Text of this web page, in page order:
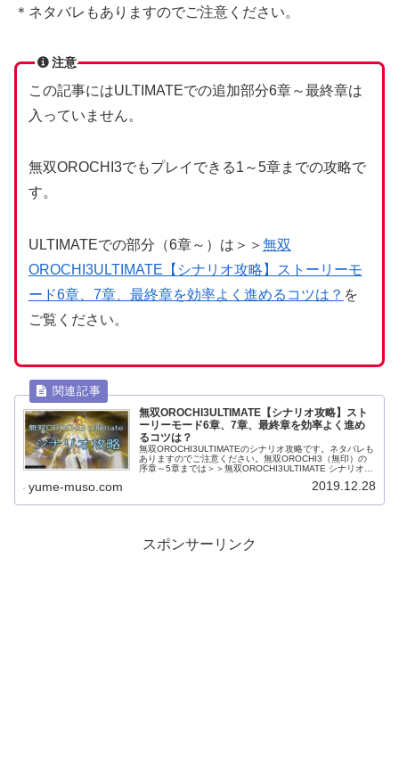
＊ネタバレもありますのでご注意ください。
注意
この記事にはULTIMATEでの追加部分6章～最終章は
入っていません。
無双OROCHI3でもプレイできる1～5章までの攻略で
す。
ULTIMATEでの部分（6章～）は＞＞ 無双
OROCHI3ULTIMATE【シナリオ攻略】ストーリーモ
ード6章、7章、最終章を効率よく進めるコツは？ を
ご覧ください。
無双OROCHI3ULTIMATE【シナリオ攻略】スト
ーリーモード6章、7章、最終章を効率よく進め
るコツは？
無双OROCHI3ULTIMATEのシナリオ攻略です。ネタバレも
ありますのでご注意ください。無双OROCHI3（無印）の
序章～5章までは＞＞無双OROCHI3ULTIMATE シナリオ1
yume-muso.com 2019.12.28
スポンサーリンク